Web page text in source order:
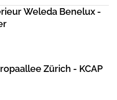
Weleda Benelux -
Zürich - KCAP